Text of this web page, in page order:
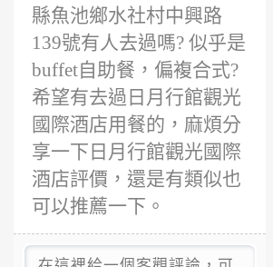
縣魚池鄉水社村中興路
139號有人去過嗎? 似乎是
buffet自助餐，偏複合式?
希望有去過日月行館觀光
國際酒店用餐的，麻煩分
享一下日月行館觀光國際
酒店評價，還是有類似也
可以推薦一下。